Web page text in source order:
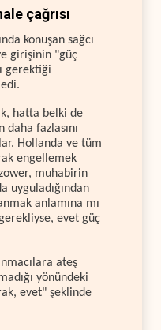
çağrısı
konuşan sağcı
girişinin "güç
gerektiği
hatta belki de
daha fazlasını
Hollanda ve tüm
engellemek
muhabirin
uyguladığından
anlamına mı
evet güç
ateş
yönündeki
evet" şeklinde